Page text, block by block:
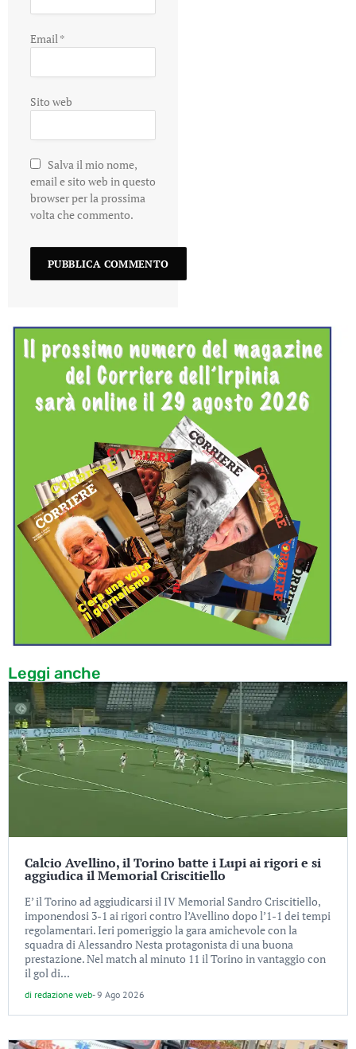
Email*
Sito web
Salva il mio nome,
email e sito web in questo
browser per la prossima
volta che commento.
Leggi anche
Calcio Avellino, il Torino batte i Lupi ai rigori e si
aggiudica il Memorial Criscitiello
E’ il Torino ad aggiudicarsi il IV Memorial Sandro Criscitiello,
imponendosi 3-1 ai rigori contro l’Avellino dopo l’1-1 dei tempi
regolamentari. Ieri pomeriggio la gara amichevole con la
squadra di Alessandro Nesta protagonista di una buona
prestazione. Nel match al minuto 11 il Torino in vantaggio con
il gol di...
di redazione web-9 Ago 2026